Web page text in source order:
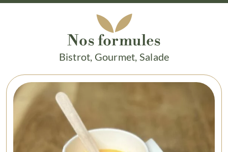
Nos formules
Bistrot, Gourmet, Salade